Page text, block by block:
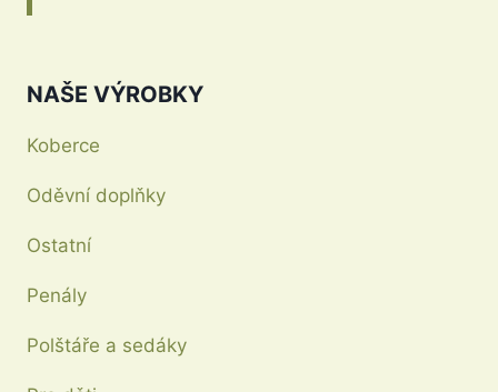
NAŠE VÝROBKY
Koberce
Oděvní doplňky
Ostatní
Penály
Polštáře a sedáky